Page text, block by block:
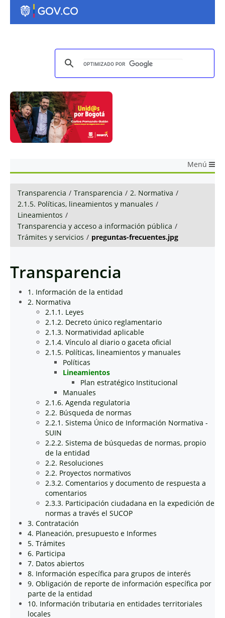
Menú
Transparencia / Transparencia / 2. Normativa /
2.1.5. Políticas, lineamientos y manuales /
Lineamientos /
Transparencia y acceso a información pública /
Trámites y servicios / preguntas-frecuentes.jpg
Transparencia
1. Información de la entidad
2. Normativa
2.1.1. Leyes
2.1.2. Decreto único reglamentario
2.1.3. Normatividad aplicable
2.1.4. Vínculo al diario o gaceta oficial
2.1.5. Políticas, lineamientos y manuales
Políticas
Lineamientos
Plan estratégico Institucional
Manuales
2.1.6. Agenda regulatoria
2.2. Búsqueda de normas
2.2.1. Sistema Único de Información Normativa -
SUIN
2.2.2. Sistema de búsquedas de normas, propio
de la entidad
2.2. Resoluciones
2.2. Proyectos normativos
2.3.2. Comentarios y documento de respuesta a
comentarios
2.3.3. Participación ciudadana en la expedición de
normas a través el SUCOP
3. Contratación
4. Planeación, presupuesto e Informes
5. Trámites
6. Participa
7. Datos abiertos
8. Información específica para grupos de interés
9. Obligación de reporte de información específica por
parte de la entidad
10. Información tributaria en entidades territoriales
locales